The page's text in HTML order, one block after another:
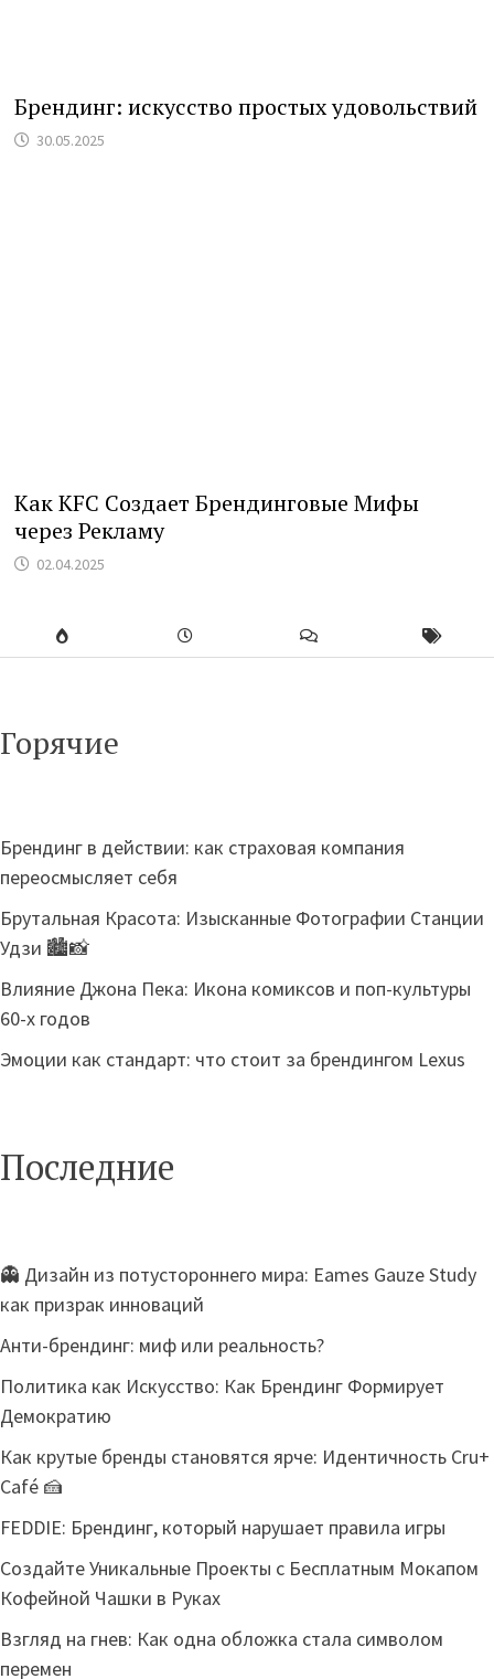
Брендинг: искусство простых удовольствий
30.05.2025
Как KFC Создает Брендинговые Мифы
через Рекламу
02.04.2025
Горячие
Брендинг в действии: как страховая компания
переосмысляет себя
Брутальная Красота: Изысканные Фотографии Станции
Удзи 🏙️📸
Влияние Джона Пека: Икона комиксов и поп-культуры
60-х годов
Эмоции как стандарт: что стоит за брендингом Lexus
Последние
👻 Дизайн из потустороннего мира: Eames Gauze Study
как призрак инноваций
Анти-брендинг: миф или реальность?
Политика как Искусство: Как Брендинг Формирует
Демократию
Как крутые бренды становятся ярче: Идентичность Cru+
Café 🍰
FEDDIE: Брендинг, который нарушает правила игры
Создайте Уникальные Проекты с Бесплатным Мокапом
Кофейной Чашки в Руках
Взгляд на гнев: Как одна обложка стала символом
перемен